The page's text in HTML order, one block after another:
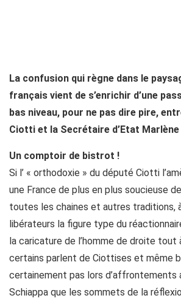
La confusion qui règne dans le
français vient de s’enrichir d’une
bas niveau, pour ne pas dire pire,
Ciotti et la Secrétaire d’Etat Marlène
Un comptoir de bistrot !
Si l’ « orthodoxie » du député Ciotti
une France de plus en plus soucieuse
toutes les chaines et autres traditions,
libérateurs la figure type du
la caricature de l’homme de droite
certains parlent de Ciottises et même
certainement pas lors d’affrontements
Schiappa que les sommets de la